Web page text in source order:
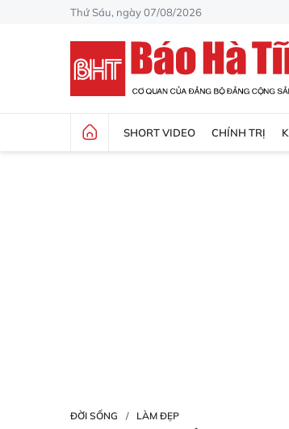
Thứ Sáu, ngày 07/08/2026
SHORT VIDEO CHÍNH TRỊ
ĐỜI SỐNG LÀM ĐẸP